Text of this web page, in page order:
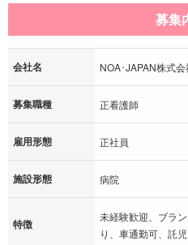
募集
会社名 NOA･JAPAN株式会
募集職種 正看護師
雇用形態 正社員
施設形態 病院
特徴
未経験歓迎、ブラ
り、車通勤可、託